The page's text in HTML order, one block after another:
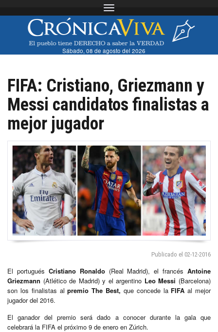
Toggle navigation
Sábado, 08 de agosto del 2026
FIFA: Cristiano, Griezmann y
Messi candidatos finalistas a
mejor jugador
Publicado el 02-12-2016
El portugués Cristiano Ronaldo(Real Madrid), el francés Antoine
Griezmann (Atlético de Madrid) y el argentino Leo Messi (Barcelona)
son los finalistas alpremio The Best, que concede la FIFA al mejor
jugador del 2016.
El ganador del premio será dado a conocer durante la gala que
celebrará la FIFA el próximo 9 de enero en Zúrich.